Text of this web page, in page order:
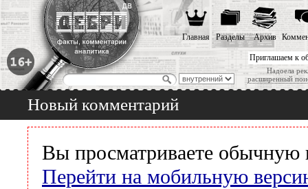
Приглашаем к
Надоела
расширенный
Главная Разделы Архив
Новый комментарий
Вы просматриваете обычную
Перейти на мобильную